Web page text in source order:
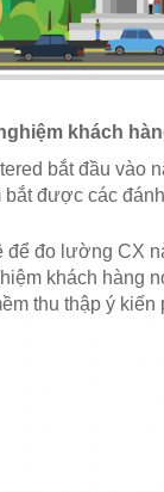
khách
bắt đầu vào
được các
đo lường CX
khách hàng
thu thập ý kiến